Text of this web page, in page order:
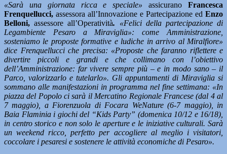
«Sarà una giornata ricca e speciale»assicuranoFrancesca
Frenquellucci, assessora all’Innovazione e Partecipazione ed Enzo
Belloni, assessore all’Operatività. «Felici della partecipazione di
Legambiente Pesaro a Miraviglia»: come Amministrazione,
sosteniamo le proposte formative e ludiche in arrivo al Miralfiore»
dice Frenquellucci che precisa: «Proposte che faranno riflettere e
divertire piccoli e grandi e che collimano con l’obiettivo
dell’Amministrazione: far vivere sempre più – e in modo sano – il
Parco, valorizzarlo e tutelarlo». Gli appuntamenti di Miraviglia si
sommano alle manifestazioni in programma nel fine settimana: «In
piazza del Popolo ci sarà il Mercatino Regionale Francese (dal 4 al
7 maggio), a Fiorenzuola di Focara WeNature (6-7 maggio), in
Baia Flaminia i giochi del “Kids Party” (domenica 10/12 e 16/18),
in centro storico e non solo le aperture e le iniziative culturali. Sarà
un weekend ricco, perfetto per accogliere al meglio i visitatori,
coccolare i pesaresi e sostenere le attività economiche di Pesaro».